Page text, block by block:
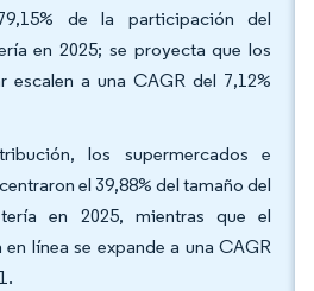
de la participación del
en 2025; se proyecta que los
escalen a una CAGR del 7,12%
los supermercados e
el 39,88% del tamaño del
en 2025, mientras que el
línea se expande a una CAGR